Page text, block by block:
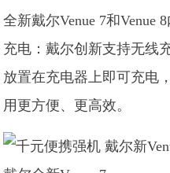
全新戴尔Venue 7和Venue
充电：戴尔创新支持无线
放置在充电器上即可充电
用更方便、更高效。